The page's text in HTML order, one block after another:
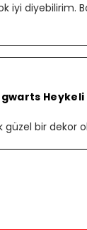
iyi diyebilirim.
Heykeli
bir dekor